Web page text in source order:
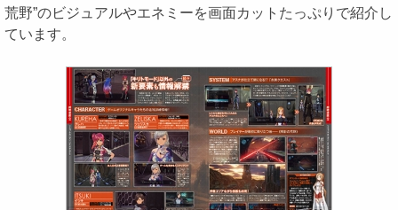
荒野”のビジュアルやエネミーを画面カットたっぷりで紹介し
ています。